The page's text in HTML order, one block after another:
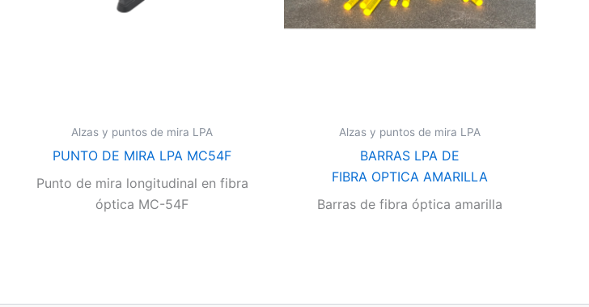
Alzas y puntos de mira LPA
PUNTO DE MIRA LPA MC54F
Punto de mira longitudinal en fibra
óptica MC-54F
Alzas y puntos de mira LPA
BARRAS LPA DE
FIBRA OPTICA AMARILLA
Barras de fibra óptica amarilla